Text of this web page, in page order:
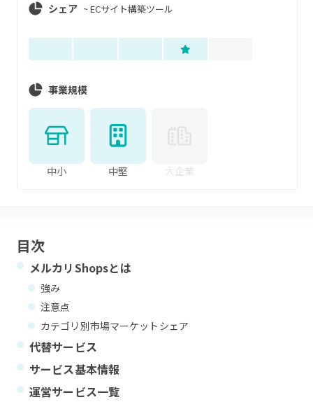
シェア ~ECサイト構築ツール
事業規模
中小 中堅 大企業
目次
メルカリShopsとは
強み
注意点
カテゴリ別市場マーケットシェア
代替サービス
サービス基本情報
運営サービス一覧